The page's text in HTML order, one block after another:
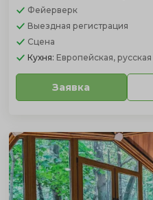
Фейерверк
Выездная регистрация
Сцена
Кухня: Европейская, русская
Заявка